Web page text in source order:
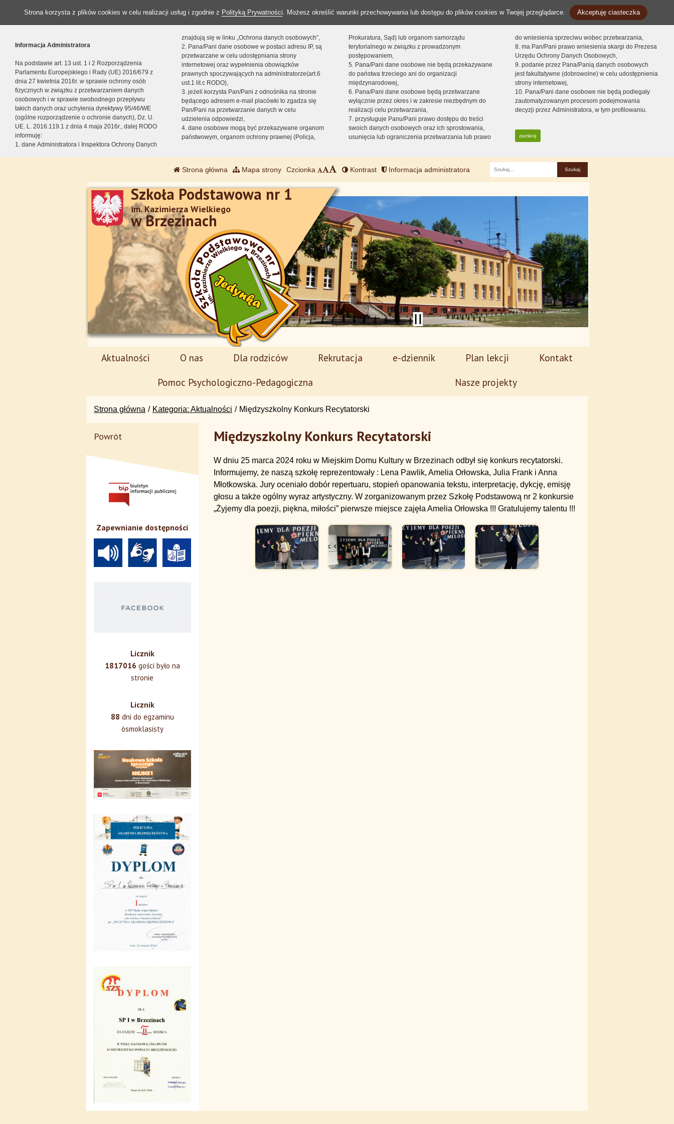
Strona korzysta z plików cookies w celu realizacji usług i zgodnie z Polityką Prywatności. Możesz określić warunki przechowywania lub dostępu do plików cookies w Twojej przeglądarce. Akceptuję ciasteczka
Informacja Administratora
Na podstawie art. 13 ust. 1 i 2 Rozporządzenia
Parlamentu Europejskiego i Rady (UE) 2016/679 z
dnia 27 kwietnia 2016r. w sprawie ochrony osób
fizycznych w związku z przetwarzaniem danych
osobowych i w sprawie swobodnego przepływu
takich danych oraz uchylenia dyrektywy 95/46/WE
(ogólne rozporządzenie o ochronie danych), Dz. U.
UE. L. 2016.119.1 z dnia 4 maja 2016r., dalej RODO
informuję:
1. dane Administratora i Inspektora Ochrony Danych
znajdują się w linku „Ochrona danych osobowych”,
2. Pana/Pani dane osobowe w postaci adresu IP, są
przetwarzane w celu udostępniania strony
internetowej oraz wypełnienia obowiązków
prawnych spoczywających na administratorze(art.6
ust.1 lit.c RODO),
3. jeżeli korzysta Pan/Pani z odnośnika na stronie
będącego adresem e-mail placówki to zgadza się
Pan/Pani na przetwarzanie danych w celu
udzielenia odpowiedzi,
4. dane osobowe mogą być przekazywane organom
państwowym, organom ochrony prawnej (Policja,
Prokuratura, Sąd) lub organom samorządu
terytorialnego w związku z prowadzonym
postępowaniem,
5. Pana/Pani dane osobowe nie będą przekazywane
do państwa trzeciego ani do organizacji
międzynarodowej,
6. Pana/Pani dane osobowe będą przetwarzane
wyłącznie przez okres i w zakresie niezbędnym do
realizacji celu przetwarzania,
7. przysługuje Panu/Pani prawo dostępu do treści
swoich danych osobowych oraz ich sprostowania,
usunięcia lub ograniczenia przetwarzania lub prawo
do wniesienia sprzeciwu wobec przetwarzania,
8. ma Pan/Pani prawo wniesienia skargi do Prezesa
Urzędu Ochrony Danych Osobowych,
9. podanie przez Pana/Panią danych osobowych
jest fakultatywne (dobrowolne) w celu udostępnienia
strony internetowej,
10. Pana/Pani dane osobowe nie będą podlegały
zautomatyzowanym procesom podejmowania
decyzji przez Administratora, w tym profilowaniu.
zamknij
Strona główna Mapa strony Czcionka Kontrast Informacja administratora
Fraza
Szkoła Podstawowa nr 1
im. Kazimierza Wielkiego
w Brzezinach
Aktualności O nas Dla rodziców Rekrutacja e-dziennik Plan lekcji
Kontakt
Pomoc Psychologiczno-Pedagogiczna
Nasze projekty
Strona główna Kategoria: Aktualności Międzyszkolny Konkurs Recytatorski
Międzyszkolny Konkurs Recytatorski
W dniu 25 marca 2024 roku w Miejskim Domu Kultury w Brzezinach odbył się konkurs recytatorski.
Informujemy, że naszą szkołę reprezentowały : Lena Pawlik, Amelia Orłowska, Julia Frank i Anna
Młotkowska. Jury oceniało dobór repertuaru, stopień opanowania tekstu, interpretację, dykcję, emisję
głosu a także ogólny wyraz artystyczny. W zorganizowanym przez Szkołę Podstawową nr 2 konkursie
„Żyjemy dla poezji, piękna, miłości” pierwsze miejsce zajęła Amelia Orłowska !!! Gratulujemy talentu !!!
Powrót
Zapewnianie dostępności
Licznik
1817016 gości było na
stronie
Licznik
88 dni do egzaminu
ósmoklasisty